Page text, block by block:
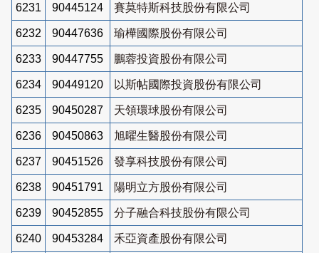
6231 90445124 賽莫特斯科技股份有限公司
6232 90447636 瑜樺國際股份有限公司
6233 90447755 鵬蓉投資股份有限公司
6234 90449120 以斯帖國際投資股份有限公司
6235 90450287 天領環球股份有限公司
6236 90450863 旭曜生醫股份有限公司
6237 90451526 發享科技股份有限公司
6238 90451791 陽明立方股份有限公司
6239 90452855 分子融合科技股份有限公司
6240 90453284 禾亞資產股份有限公司